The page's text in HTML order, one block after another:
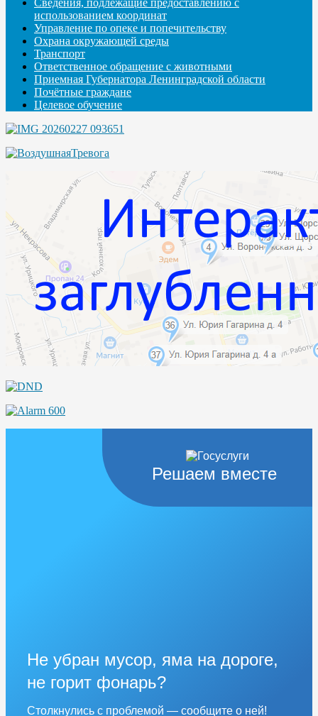
использованием координат
Управление по опеке и попечительству
Охрана окружающей среды
Транспорт
Ответственное обращение с животными
Приемная Губернатора Ленинградской области
Почётные граждане
Целевое обучение
Решаем вместе
Не убран мусор, яма на дороге,
не горит фонарь?
Столкнулись с проблемой — сообщите о ней!